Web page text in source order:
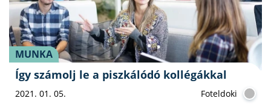
MUNKA
Így számolj le a piszkálódó kollégákkal
2021. 01. 05. Foteldoki